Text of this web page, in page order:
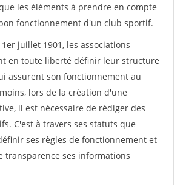
les éléments à prendre en compte
fonctionnement d'un club sportif.
juillet 1901, les associations
en toute liberté définir leur structure
assurent son fonctionnement au
lors de la création d'une
il est nécessaire de rédiger des
C'est à travers ses statuts que
ses règles de fonctionnement et
transparence ses informations